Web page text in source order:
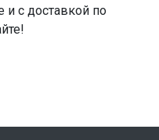
и с доставкой по